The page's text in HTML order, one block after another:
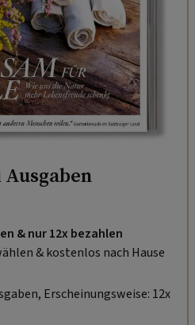
& nur 12x bezahlen
& kostenlos nach Hause
Erscheinungsweise: 12x